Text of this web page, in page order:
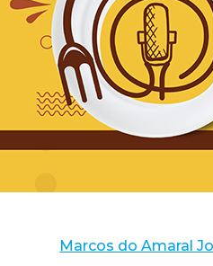
Marcos do Amaral